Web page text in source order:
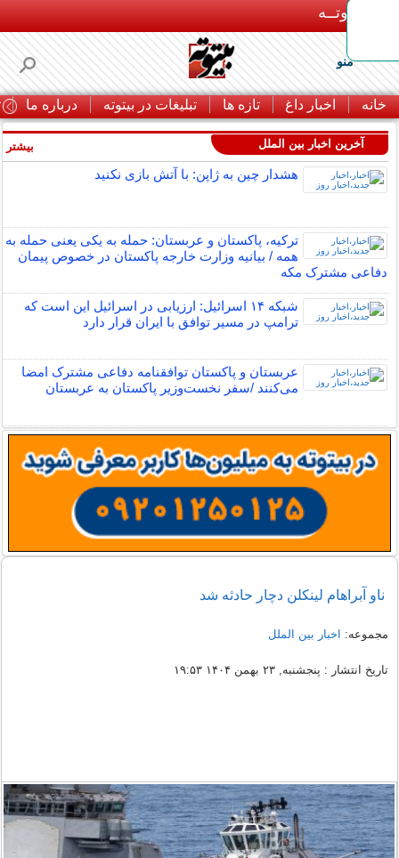
بـیتوتــه
منو
خانه اخبار داغ تازه ها تبلیغات در بیتوته درباره ما
آخرین اخبار بین الملل
هشدار چین به ژاپن: با آتش بازی نکنید
ترکیه، پاکستان و عربستان: حمله به یکی یعنی حمله به
همه / بیانیه وزارت خارجه پاکستان در خصوص پیمان
دفاعی مشترک مکه
شبکه ۱۴ اسرائیل: ارزیابی در اسرائیل این است که
ترامپ در مسیر توافق با ایران قرار دارد
عربستان و پاکستان توافقنامه دفاعی مشترک امضا
می‌کنند /سفر نخست‌وزیر پاکستان به عربستان
بیشتر
ناو آبراهام لینکلن دچار حادثه شد
مجموعه: اخبار بین الملل
تاریخ انتشار : پنجشنبه, ۲۳ بهمن ۱۴۰۴ ۱۹:۵۳